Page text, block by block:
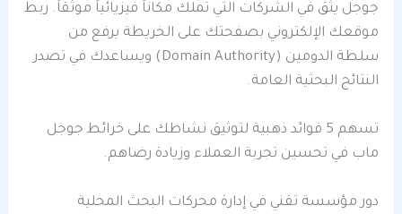
جوجل يثق في الشركات التي تملك مكاناً فيزيائياً موثقاً. ربط
موقعك الإلكتروني بصفحتك على الخريطة يرفع من
سلطة الدومين (Domain Authority) ويساعدك في تصدر
النتائج البحثية العامة.
تسهم 5 فوائد ذهبية لتوثيق نشاطك على خرائط جوجل
ماب في تحسين تجربة العملاء وزيادة رضاهم.
دور مؤسسة تقني في إدارة محركات البحث المحلية